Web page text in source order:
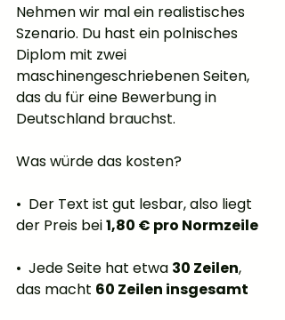
Nehmen wir mal ein realistisches
Szenario. Du hast ein polnisches
Diplom mit zwei
maschinengeschriebenen Seiten,
das du für eine Bewerbung in
Deutschland brauchst.
Was würde das kosten?
•  Der Text ist gut lesbar, also liegt
der Preis bei 1,80 € pro Normzeile
•  Jede Seite hat etwa 30 Zeilen,
das macht 60 Zeilen insgesamt